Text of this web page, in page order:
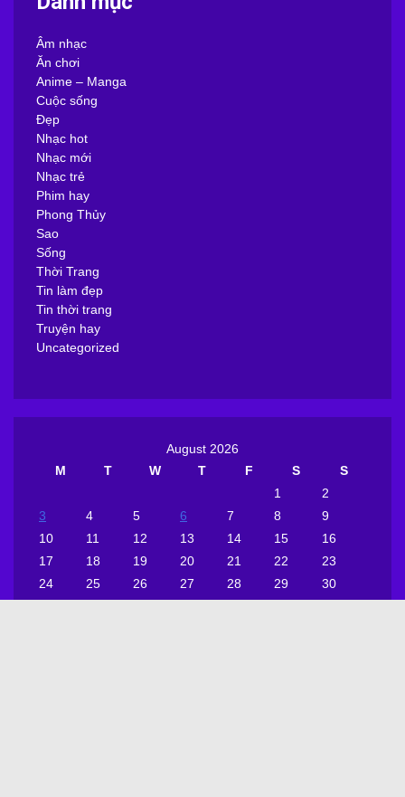
Âm nhạc
Ăn chơi
Anime – Manga
Cuộc sống
Đẹp
Nhạc hot
Nhạc mới
Nhạc trẻ
Phim hay
Phong Thủy
Sao
Sống
Thời Trang
Tin làm đẹp
Tin thời trang
Truyện hay
Uncategorized
August 2026
M
T W T F S
S
1
2
3
4 5 6 7 8
9
10
11 12 13 14 15
16
17
18 19 20 21 22
23
24
25 26 27 28 29
30